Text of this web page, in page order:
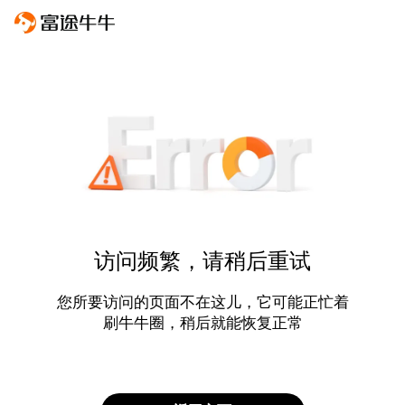
访问频繁，请稍后重试
您所要访问的页面不在这儿，它可能正忙着
刷牛牛圈，稍后就能恢复正常